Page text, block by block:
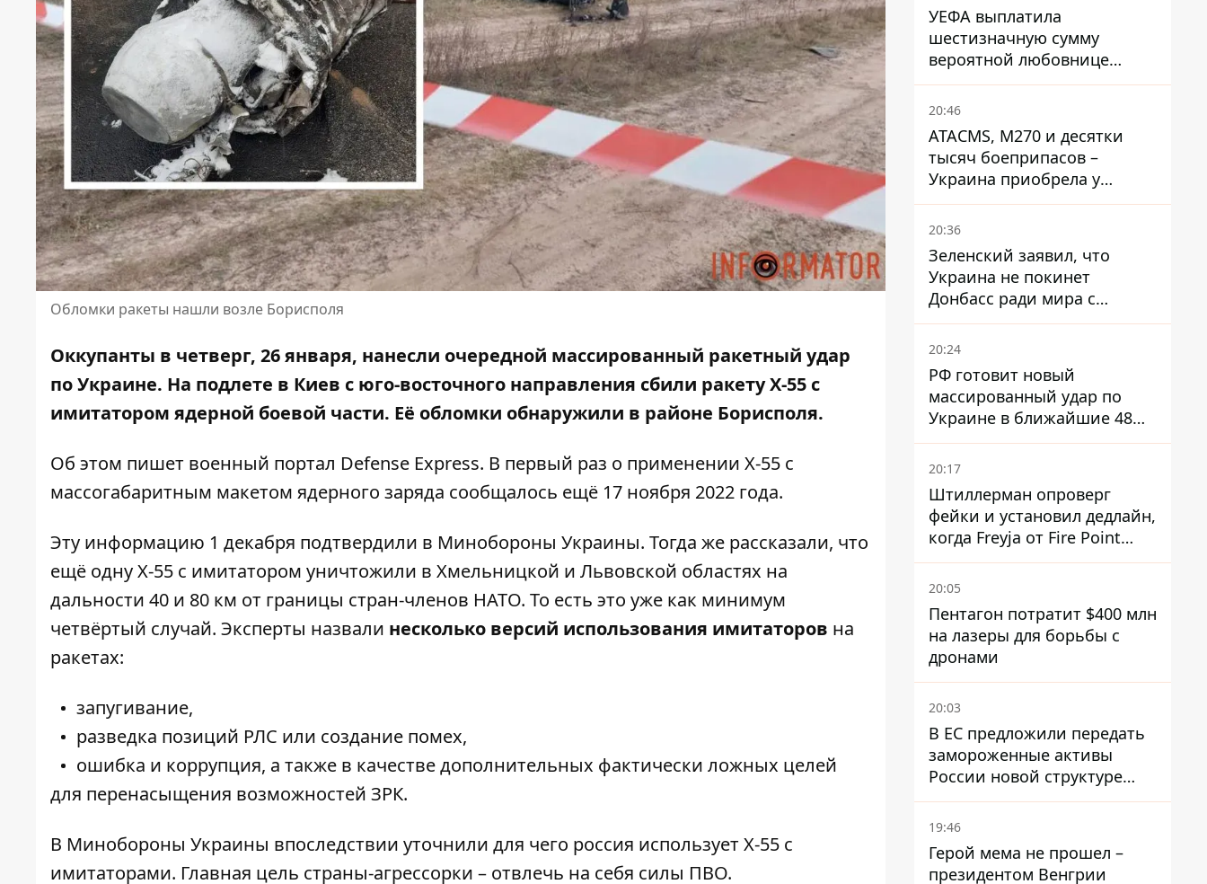
Обломки ракеты нашли возле Борисполя
Оккупанты в четверг, 26 января, нанесли очередной массированный ракетный удар
по Украине. На подлете в Киев с юго-восточного направления сбили ракету Х-55 с
имитатором ядерной боевой части. Её обломки обнаружили в районе Борисполя.
Об этом пишет военный портал Defense Express. В первый раз о применении Х-55 с
массогабаритным макетом ядерного заряда сообщалось ещё 17 ноября 2022 года.
Эту информацию 1 декабря подтвердили в Минобороны Украины. Тогда же рассказали, что
ещё одну Х-55 с имитатором уничтожили в Хмельницкой и Львовской областях на
дальности 40 и 80 км от границы стран-членов НАТО. То есть это уже как минимум
четвёртый случай. Эксперты назвали несколько версий использования имитаторов на
ракетах:
запугивание,
разведка позиций РЛС или создание помех,
ошибка и коррупция, а также в качестве дополнительных фактически ложных целей
для перенасыщения возможностей ЗРК.
В Минобороны Украины впоследствии уточнили для чего россия использует Х-55 с
имитаторами. Главная цель страны-агрессорки – отвлечь на себя силы ПВО.
УЕФА выплатила
шестизначную сумму
вероятной любовнице
Инфантино - The Telegraph
20:46
ATACMS, M270 и десятки
тысяч боеприпасов –
Украина приобрела у
Турции мощный пакет
вооружения
20:36
Зеленский заявил, что
Украина не покинет
Донбасс ради мира с
Россией
20:24
РФ готовит новый
массированный удар по
Украине в ближайшие 48
часов – разведка США
20:17
Штиллерман опроверг
фейки и установил дедлайн,
когда Freyja от Fire Point
полноценно заработает
против баллистики
20:05
Пентагон потратит $400 млн
на лазеры для борьбы с
дронами
20:03
В ЕС предложили передать
замороженные активы
России новой структуре
блока
19:46
Герой мема не прошел –
президентом Венгрии